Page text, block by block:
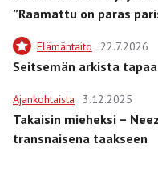
”Raamattu on paras
Elämäntaito 22.7.2026
Seitsemän arkista
Ajankohtaista 3.12.2025
Takaisin mieheksi –
transnaisena taakseen